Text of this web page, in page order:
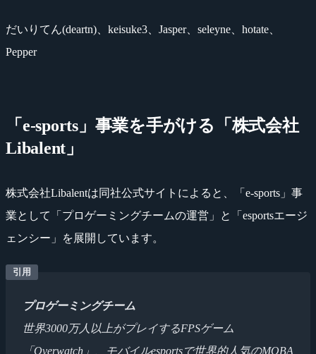
だいりてん(deartn)、keisuke3、Jasper、seleyne、hotate、
Pepper
「e-sports」事業を手がける「株式会社
Libalent」
株式会社Libalentは同社公式サイトによると、「e-sports」事
業として「プロゲーミングチームの運営」と「esportsエージ
ェンシー」を展開しています。
プロゲーミングチーム
世界3000万人以上がプレイするFPSゲーム
「Overwatch」、モバイルesportsで世界的人気のMOBA